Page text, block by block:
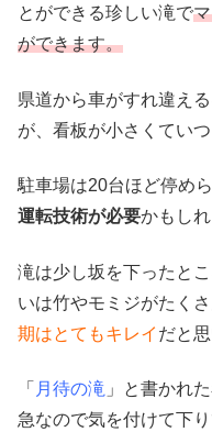
とができる珍しい滝で
ができます。
県道から車がすれ違え
が、看板が小さくてい
駐車場は20台ほど停め
運転技術が必要かもしれ
滝は少し坂を下ったと
いは竹やモミジがたく
期はとてもキレイ だと思
「 月待の滝 」と書かれ
急なので気を付けて下